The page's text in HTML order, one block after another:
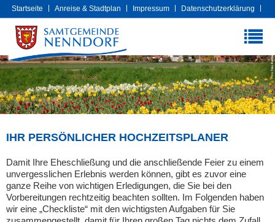
Startseite Anreise & Stadtplan Impressum Datenschutzerklärung
Cookies
IHR PERSÖNLICHER HOCHZEITSPLANER
Damit Ihre Eheschließung und die anschließende Feier zu einem
unvergesslichen Erlebnis werden können, gibt es zuvor eine
ganze Reihe von wichtigen Erledigungen, die Sie bei den
Vorbereitungen rechtzeitig beachten sollten. Im Folgenden haben
wir eine „Checkliste“ mit den wichtigsten Aufgaben für Sie